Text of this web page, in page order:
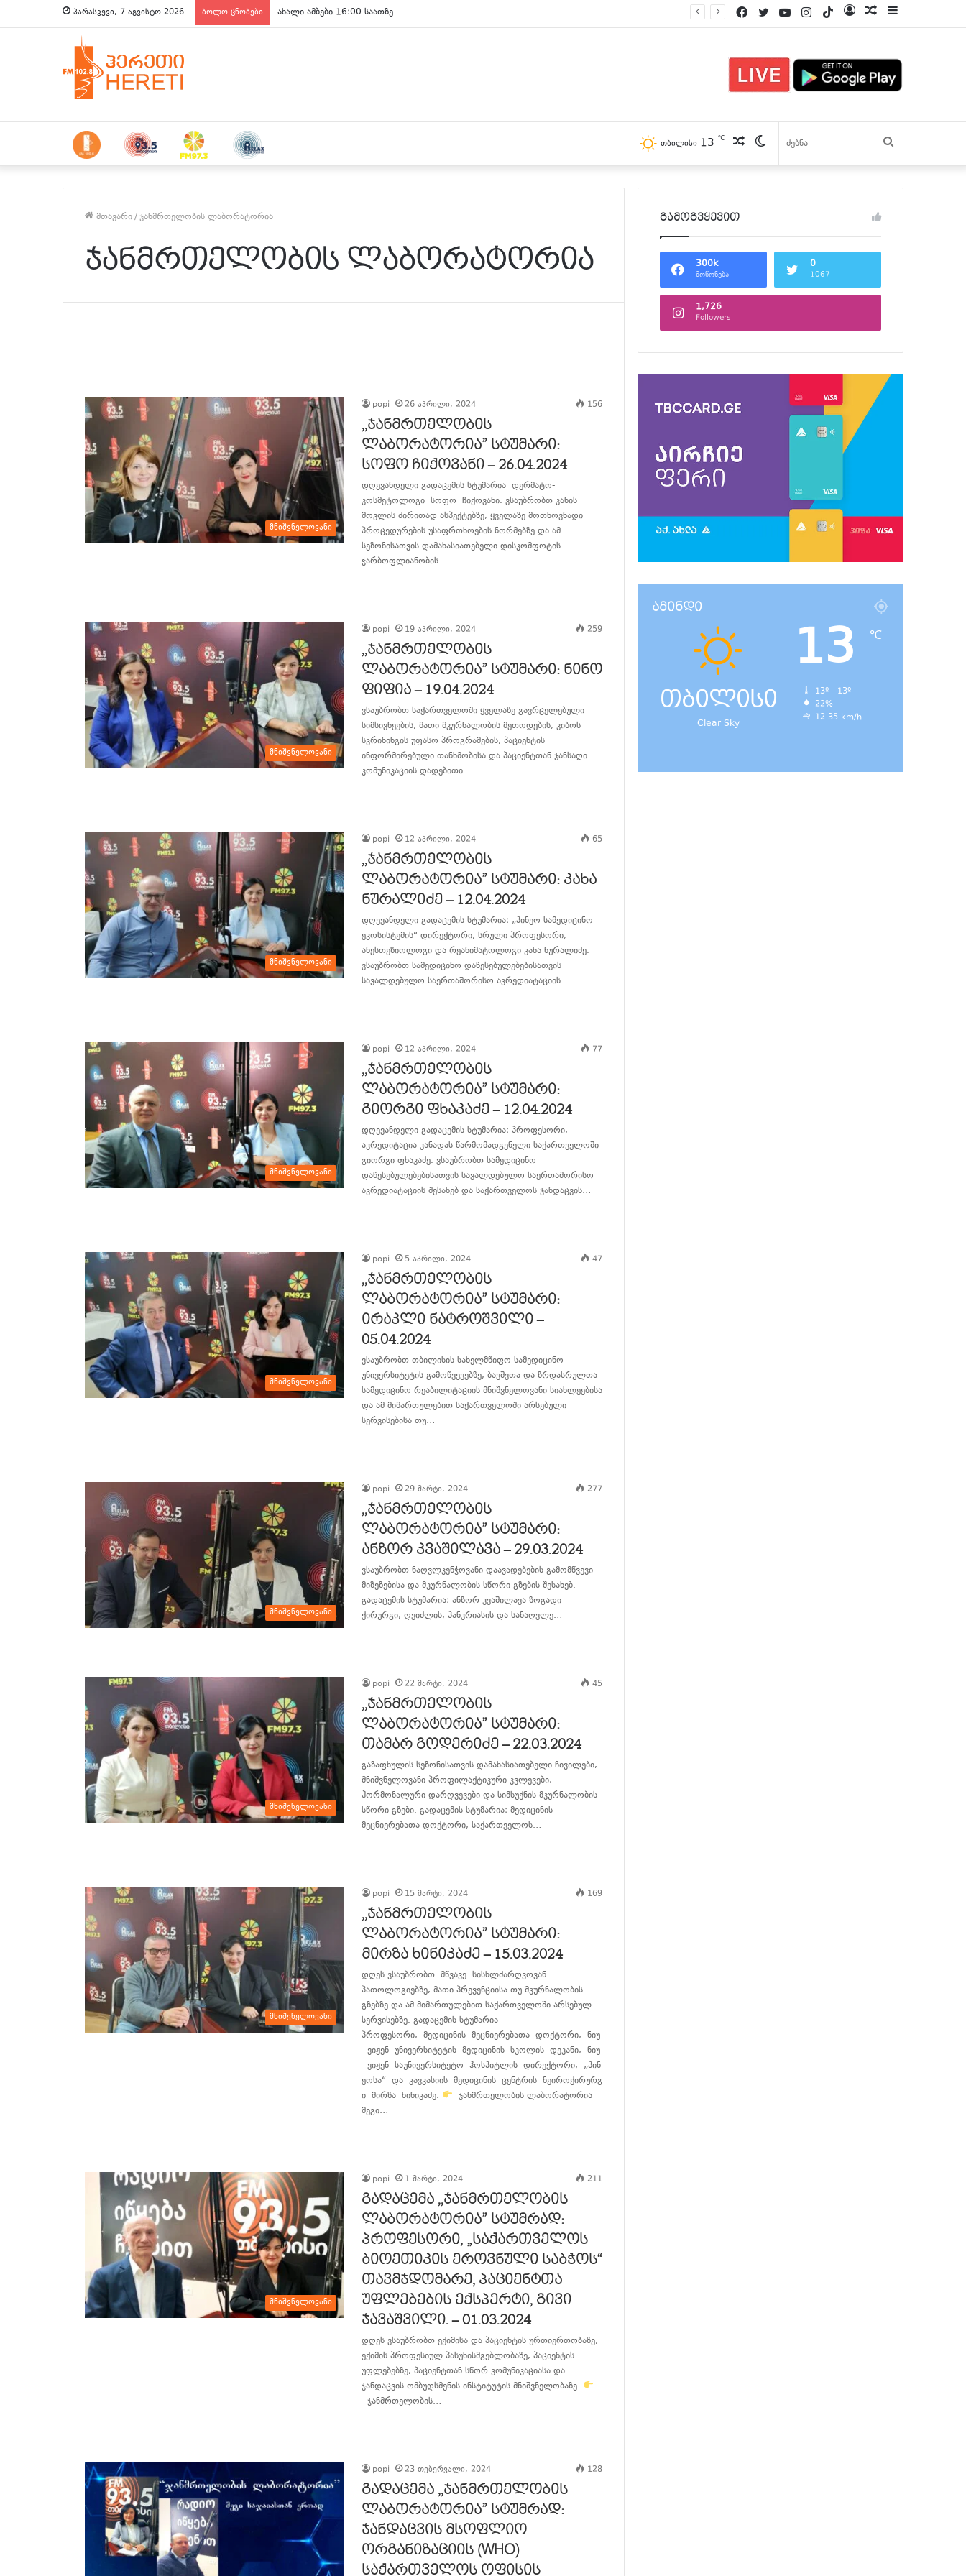
პარასკევი, 7 აგვისტო 2026 ბოლო ცნობები ახალი ამბები 15:00 საათზე პოსტები
Log
TikTok
Instagram
YouTube
Twitter
Facebook
Switch
skin
პოსტები
თბილისი 13 ℃
მთავარი/ჯანმრთელობის ლაბორატორია
ჯანმრთელობის ლაბორატორია
მნიშვნელოვანი
popi 26 აპრილი, 2024 156
,,ჯანმრთელობის
ლაბორატორია” სტუმარი:
სოფო ჩიქოვანი – 26.04.2024
დღევანდელი გადაცემის სტუმარია დერმატო-
კოსმეტოლოგი სოფო ჩიქოვანი. ვსაუბრობთ კანის
მოვლის ძირითად ასპექტებზე, ყველაზე მოთხოვნადი
პროცედურების უსაფრთხოების ნორმებზე და ამ
სეზონისათვის დამახასიათებელი დისკომფოტის –
ჭარბოფლიანობის…
მნიშვნელოვანი
popi 19 აპრილი, 2024 259
,,ჯანმრთელობის
ლაბორატორია” სტუმარი: ნინო
ფიფია – 19.04.2024
ვსაუბრობთ საქართველოში ყველაზე გავრცელებული
სიმსივნეების, მათი მკურნალობის მეთოდების, კიბოს
სკრინინგის უფასო პროგრამების, პაციენტის
ინფორმირებული თანხმობისა და პაციენტთან ჯანსაღი
კომუნიკაციის დადებითი…
მნიშვნელოვანი
popi 12 აპრილი, 2024 65
,,ჯანმრთელობის
ლაბორატორია” სტუმარი: კახა
ნურალიძე – 12.04.2024
დღევანდელი გადაცემის სტუმარია: „პინეო სამედიცინო
ეკოსისტემის“ დირექტორი, სრული პროფესორი,
ანესთეზიოლოგი და რეანიმატოლოგი კახა ნურალიძე.
ვსაუბრობთ სამედიცინო დაწესებულებებისათვის
სავალდებულო საერთაშორისო აკრედიატაციის…
მნიშვნელოვანი
popi 12 აპრილი, 2024 77
,,ჯანმრთელობის
ლაბორატორია” სტუმარი:
გიორგი ფხაკაძე – 12.04.2024
დღევანდელი გადაცემის სტუმარია: პროფესორი,
აკრედიტაცია კანადას წარმომადგენელი საქართველოში
გიორგი ფხაკაძე. ვსაუბრობთ სამედიცინო
დაწესებულებებისათვის სავალდებულო საერთაშორისო
აკრედიატაციის შესახებ და საქართველოს ჯანდაცვის…
მნიშვნელოვანი
popi 5 აპრილი, 2024 47
,,ჯანმრთელობის
ლაბორატორია” სტუმარი:
ირაკლი ნატროშვილი –
05.04.2024
ვსაუბრობთ თბილისის სახელმწიფო სამედიცინო
უნივერსიტეტის გამოწვევებზე, ბავშვთა და ზრდასრულთა
სამედიცინო რეაბილიტაციის მნიშვნელოვანი სიახლეებისა
და ამ მიმართულებით საქართველოში არსებული
სერვისებისა თუ…
მნიშვნელოვანი
popi 29 მარტი, 2024 277
,,ჯანმრთელობის
ლაბორატორია” სტუმარი:
ანზორ კვაშილავა – 29.03.2024
ვსაუბრობთ ნაღვლკენჭოვანი დაავადებების გამომწვევი
მიზეზებისა და მკურნალობის სწორი გზების შესახებ.
გადაცემის სტუმარია: ანზორ კვაშილავა ზოგადი
ქირურგი, ღვიძლის, პანკრიასის და სანაღვლე…
მნიშვნელოვანი
popi 22 მარტი, 2024 45
,,ჯანმრთელობის
ლაბორატორია” სტუმარი:
თამარ გოდერიძე – 22.03.2024
გაზაფხულის სეზონისათვის დამახასიათებელი ჩივილები,
მნიშვნელოვანი პროფილაქტიკური კვლევები,
ჰორმონალური დარღვევები და სიმსუქნის მკურნალობის
სწორი გზები. გადაცემის სტუმარია: მედიცინის
მეცნიერებათა დოქტორი, საქართველოს…
მნიშვნელოვანი
popi 15 მარტი, 2024 169
,,ჯანმრთელობის
ლაბორატორია” სტუმარი:
მირზა ხინიკაძე – 15.03.2024
დღეს ვსაუბრობთ მწვავე სისხლძარღვოვან
პათოლოგიებზე, მათი პრევენციისა თუ მკურნალობის
გზებზე და ამ მიმართულებით საქართველოში არსებულ
სერვისებზე. გადაცემის სტუმარია
პროფესორი, მედიცინის მეცნიერებათა დოქტორი, ნიუ
ვიჟენ უნივერსიტეტის მედიცინის სკოლის დეკანი, ნიუ
ვიჟენ საუნივერსიტეტო ჰოსპიტლის დირექტორი, „პინ
ეოსა“ და კავკასიის მედიცინის ცენტრის ნეიროქირურგ
ი მირზა ხინიკაძე.
ჯანმრთელობის ლაბორატორია
მეგი…
მნიშვნელოვანი
popi 1 მარტი, 2024 211
გადაცემა ,,ჯანმრთელობის
ლაბორატორია” სტუმრად:
პროფესორი, „საქართველოს
ბიოეთიკის ეროვნული საბჭოს“
თავმჯდომარე, პაციენტთა
უფლებების ექსპერტი, გივი
ჯავაშვილი. – 01.03.2024
დღეს ვსაუბრობთ ექიმისა და პაციენტის ურთიერთობაზე,
ექიმის პროფესიულ პასუხისმგებლობაზე, პაციენტის
უფლებებზე, პაციენტთან სწორ კომუნიკაციასა და
ჯანდაცვის ომბუდსმენის ინსტიტუტის მნიშვნელობაზე.
ჯანმრთელობის…
popi 23 თებერვალი, 2024 128
გადაცემა ,,ჯანმრთელობის
ლაბორატორია” სტუმრად:
ჯანდაცვის მსოფლიო
ორგანიზაციის (WHO)
საქართველოს ოფისის
გამოგვყევით
300k
მოწონება
0
1067
1,726
Followers
ამინდი
თბილისი
Clear Sky
13 ℃
13º - 13º
22%
12.35 km/h